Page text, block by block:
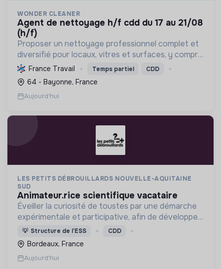
WONDER CLEANER
agent de nettoyage h/f cdd du 17 au 21/08
(h/f)
Proposer un nettoyage professionnel complet et
diversifié pour locaux, vitres et surfaces, y compris
la remise en état, en optimisant l'efficacité et en
privilégiant des pratiques durables et responsa...
France Travail Temps partiel CDD
64 - Bayonne, France
Aujourd'hui
LES PETITS DÉBROUILLARDS NOUVELLE-AQUITAINE
SUD
animateur.rice scientifique vacataire
Éveiller la curiosité de toustes par une démarche
expérimentale et participative, afin de développer
une culture scientifique et l’esprit critique.
💡 Structure de l’ESS CDD
Bordeaux, France
Aujourd'hui